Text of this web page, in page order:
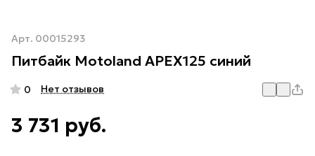
Арт. 00015293
Питбайк Motoland APEX125 синий
0 Нет отзывов
3 731 руб.